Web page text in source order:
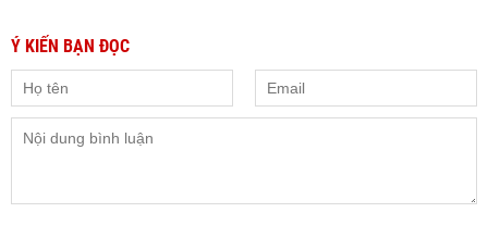
Ý KIẾN BẠN ĐỌC